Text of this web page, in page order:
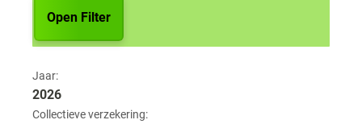
Open Filter
Jaar:
2026
Collectieve verzekering: